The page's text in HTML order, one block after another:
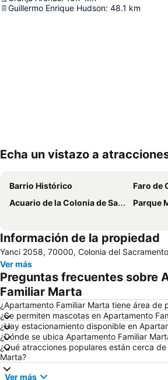
Guillermo Enrique Hudson: 48.1 km
Echa un vistazo a
Barrio Histórico
Faro de
Acuario de la Colonia de Sacramento
Parque
Información de la propiedad
Yanci 2058, 70000, Colonia del
Ver más
Preguntas frecuentes sobre
Familiar Marta
¿Apartamento Familiar Marta tiene área de
¿Se permiten mascotas en Apartamento
¿Hay estacionamiento disponible en
¿Dónde se ubica Apartamento Familiar
¿Qué atracciones populares están cerca
Marta?
Ver más